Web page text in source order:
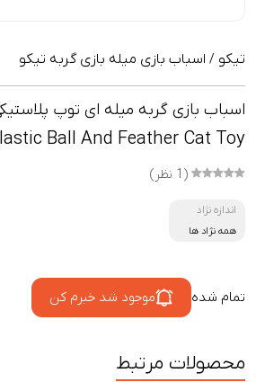
تیکو / اسباب بازی میله بازی گربه تیکو
اسباب بازی گربه میله ای توپ
Ball And Feather Cat Toy
(1 نظر)
اندازه نژاد
همه نژاد ها
تمام شده موجود شد خبرم کن
محصولات مرتبط